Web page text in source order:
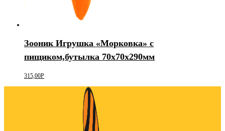
Зооник Игрушка «Морковка» с
пищиком,бутылка 70х70х290мм
315,00Р